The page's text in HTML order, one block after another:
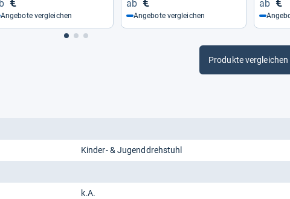
Angebote vergleichen Angebote vergleichen
Produkte vergleichen
Kinder- & Jugenddrehstuhl
k.A.